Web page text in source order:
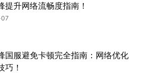
提升网络流畅度指南！
国服避免卡顿完全指南：网络优化
巧！